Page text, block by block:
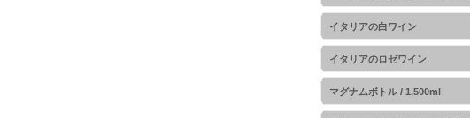
イタリアの白ワイン
イタリアのロゼワイン
マグナムボトル / 1,500ml